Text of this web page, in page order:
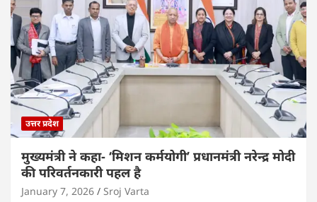
उत्तर प्रदेश
मुख्यमंत्री ने कहा- ‘मिशन कर्मयोगी’ प्रधानमंत्री नरेन्द्र मोदी
की परिवर्तनकारी पहल है
January 7, 2026 Sroj Varta